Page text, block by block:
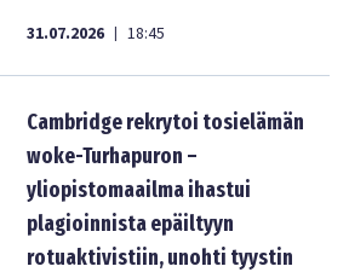
31.07.2026 | 18:45
Cambridge rekrytoi tosielämän
woke-Turhapuron –
yliopistomaailma ihastui
plagioinnista epäiltyyn
rotuaktivistiin, unohti tyystin